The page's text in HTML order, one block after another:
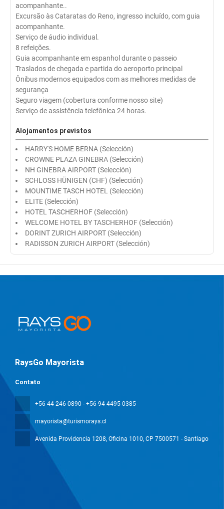
acompanhante..
Excursão às Cataratas do Reno, ingresso incluído, com guia
acompanhante.
Serviço de áudio individual.
8 refeições.
Guia acompanhante em espanhol durante o passeio
Traslados de chegada e partida do aeroporto principal
Ônibus modernos equipados com as melhores medidas de
segurança
Seguro viagem (cobertura conforme nosso site)
Serviço de assistência telefônica 24 horas.
Alojamentos previstos
HARRY'S HOME BERNA (Selección)
CROWNE PLAZA GINEBRA (Selección)
NH GINEBRA AIRPORT (Selección)
SCHLOSS HÜNIGEN (CHF) (Selección)
MOUNTIME TASCH HOTEL (Selección)
ELITE (Selección)
HOTEL TASCHERHOF (Selección)
WELCOME HOTEL BY TASCHERHOF (Selección)
DORINT ZURICH AIRPORT (Selección)
RADISSON ZURICH AIRPORT (Selección)
RaysGo Mayorista
Contato
+56 44 246 0890 - +56 94 4495 0385
mayorista@turismorays.cl
Avenida Providencia 1208, Oficina 1010, CP 7500571 - Santiago